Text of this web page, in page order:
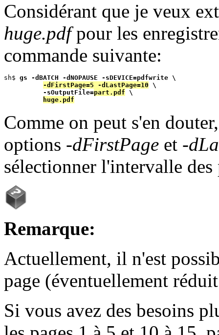
Considérant que je veux
huge.pdfpour les
commande suivante:
sh$ gs -dBATCH -dNOPAUSE -sDEVICE=pdfwrite \
-dFirstPage=5 -dLastPage=10 \
-sOutputFile=part.pdf \
huge.pdf
Comme on peut s'en
options -dFirstPage et -
sélectionner l'intervalle des
Remarque:
Actuellement, il n'est
page (éventuellement
Si vous avez des besoins